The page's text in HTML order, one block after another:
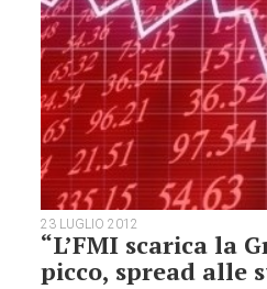
23 LUGLIO 2012
“L’FMI scarica la
picco, spread alle